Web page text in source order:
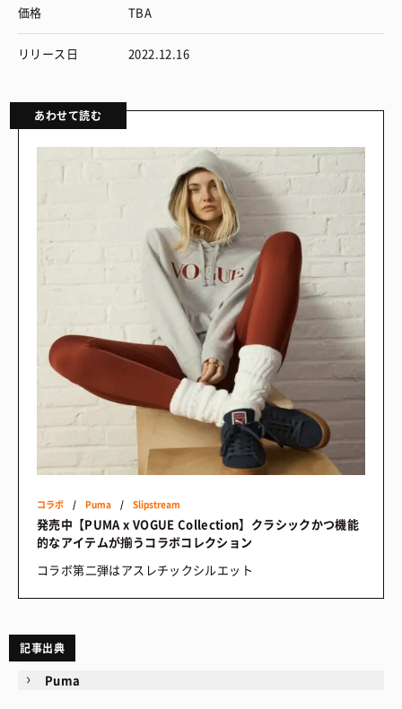
価格 TBA
リリース日 2022.12.16
あわせて読む
コラボ / Puma / Slipstream
発売中【PUMA x VOGUE Collection】クラシックかつ機能
的なアイテムが揃うコラボコレクション
コラボ第二弾はアスレチックシルエット
記事出典
Puma